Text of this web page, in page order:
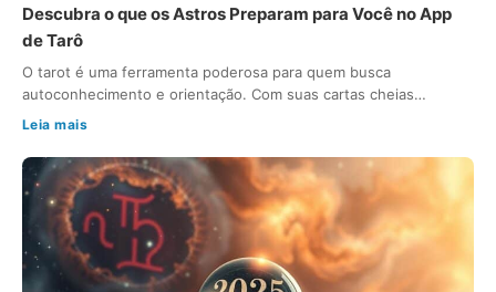
Descubra o que os Astros Preparam para Você no App
de Tarô
O tarot é uma ferramenta poderosa para quem busca
autoconhecimento e orientação. Com suas cartas cheias…
Leia mais